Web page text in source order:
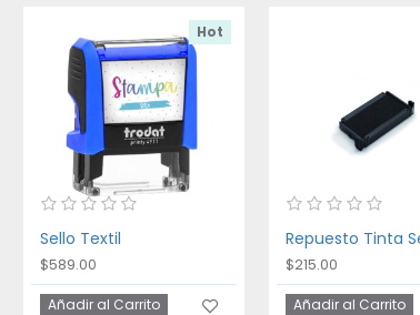
Hot
Sello Textil
$589.00
Añadir al Carrito
$215.00
Añadir al Carrito